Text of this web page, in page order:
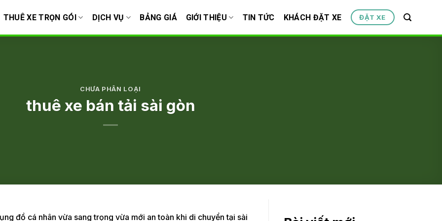
THUÊ XE TRỌN GÓI DỊCH VỤ BẢNG GIÁ GIỚI THIỆU TIN TỨC KHÁCH ĐẶT XE ĐẶT XE
CHƯA PHÂN LOẠI
thuê xe bán tải sài gòn
đồ cá nhân vừa sang trọng vừa mới an toàn khi di chuyển tại sài